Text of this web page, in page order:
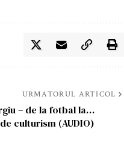
URMATORUL ARTICOL
– de la fotbal la…
culturism (AUDIO)